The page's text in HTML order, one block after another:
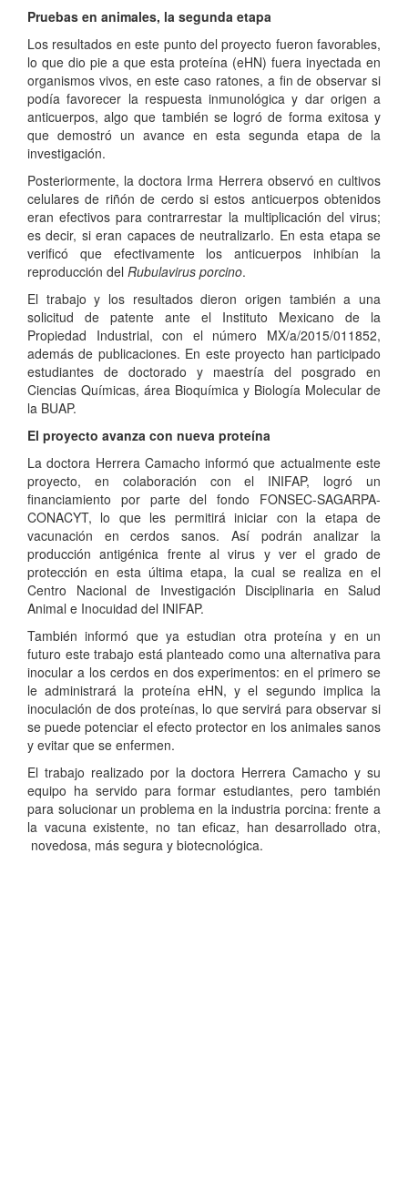
Pruebas en animales, la segunda etapa
Los resultados en este punto del proyecto fueron favorables,
lo que dio pie a que esta proteína (eHN) fuera inyectada en
organismos vivos, en este caso ratones, a fin de observar si
podía favorecer la respuesta inmunológica y dar origen a
anticuerpos, algo que también se logró de forma exitosa y
que demostró un avance en esta segunda etapa de la
investigación.
Posteriormente, la doctora Irma Herrera observó en cultivos
celulares de riñón de cerdo si estos anticuerpos obtenidos
eran efectivos para contrarrestar la multiplicación del virus;
es decir, si eran capaces de neutralizarlo. En esta etapa se
verificó que efectivamente los anticuerpos inhibían la
reproducción del Rubulavirus porcino.
El trabajo y los resultados dieron origen también a una
solicitud de patente ante el Instituto Mexicano de la
Propiedad Industrial, con el número MX/a/2015/011852,
además de publicaciones. En este proyecto han participado
estudiantes de doctorado y maestría del posgrado en
Ciencias Químicas, área Bioquímica y Biología Molecular de
la BUAP.
El proyecto avanza con nueva proteína
La doctora Herrera Camacho informó que actualmente este
proyecto, en colaboración con el INIFAP, logró un
financiamiento por parte del fondo FONSEC-SAGARPA-
CONACYT, lo que les permitirá iniciar con la etapa de
vacunación en cerdos sanos. Así podrán analizar la
producción antigénica frente al virus y ver el grado de
protección en esta última etapa, la cual se realiza en el
Centro Nacional de Investigación Disciplinaria en Salud
Animal e Inocuidad del INIFAP.
También informó que ya estudian otra proteína y en un
futuro este trabajo está planteado como una alternativa para
inocular a los cerdos en dos experimentos: en el primero se
le administrará la proteína eHN, y el segundo implica la
inoculación de dos proteínas, lo que servirá para observar si
se puede potenciar el efecto protector en los animales sanos
y evitar que se enfermen.
El trabajo realizado por la doctora Herrera Camacho y su
equipo ha servido para formar estudiantes, pero también
para solucionar un problema en la industria porcina: frente a
la vacuna existente, no tan eficaz, han desarrollado otra,
novedosa, más segura y biotecnológica.